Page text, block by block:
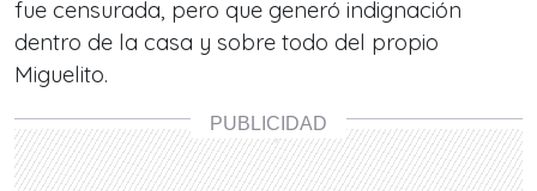
fue censurada, pero que generó indignación
dentro de la casa y sobre todo del propio
Miguelito.